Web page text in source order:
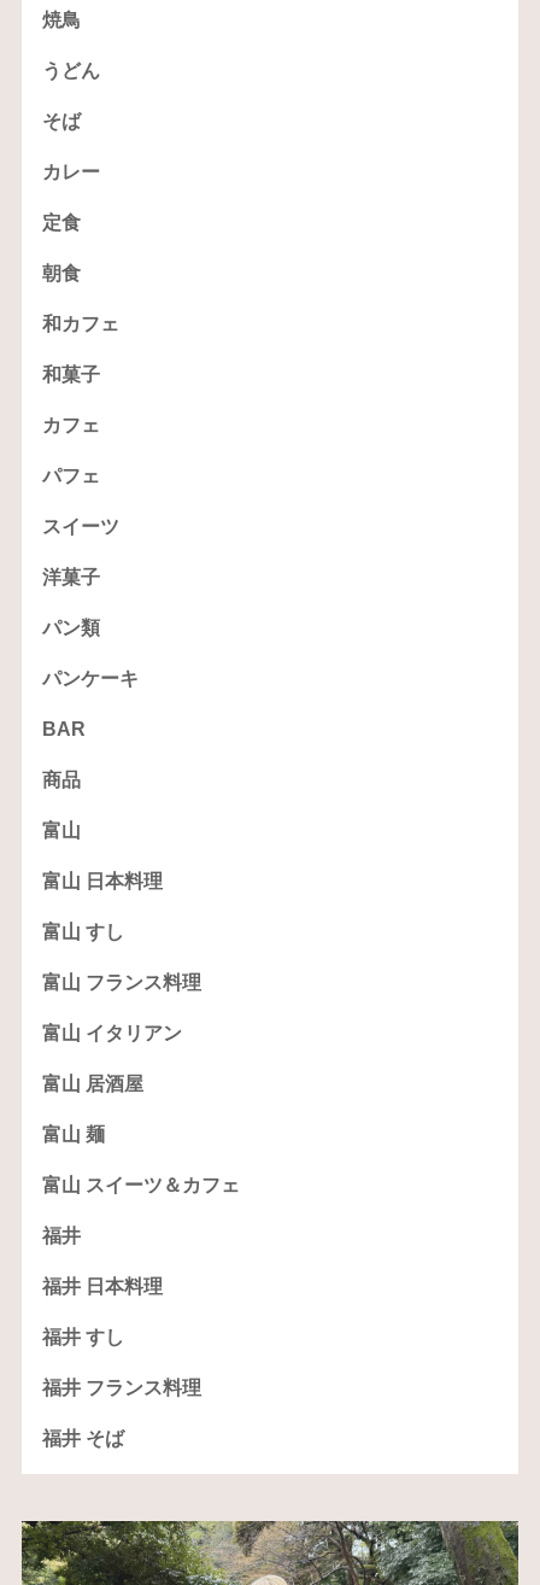
焼鳥
うどん
そば
カレー
定食
朝食
和カフェ
和菓子
カフェ
パフェ
スイーツ
洋菓子
パン類
パンケーキ
BAR
商品
富山
富山 日本料理
富山 すし
富山 フランス料理
富山 イタリアン
富山 居酒屋
富山 麺
富山 スイーツ＆カフェ
福井
福井 日本料理
福井 すし
福井 フランス料理
福井 そば